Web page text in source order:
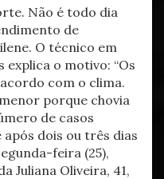
Não é todo dia
de
O técnico em
explica o motivo: “Os
com o clima.
porque chovia
de casos
dois ou três dias
feira (25),
Juliana Oliveira, 41,